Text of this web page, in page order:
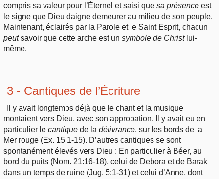
compris sa valeur pour l’Éternel et saisi que sa présence est
le signe que Dieu daigne demeurer au milieu de son peuple.
Maintenant, éclairés par la Parole et le Saint Esprit, chacun
peutsavoir que cette arche est un symbole de Christlui-
même.
3 - Cantiques de l’Écriture
Il y avait longtemps déjà que le chant et la musique
montaient vers Dieu, avec son approbation. Il y avait eu en
particulier le cantique de la délivrance, sur les bords de la
Mer rouge (Ex. 15:1-15). D’autres cantiques se sont
spontanément élevés vers Dieu : En particulier à Béer, au
bord du puits (Nom. 21:16-18), celui de Debora et de Barak
dans un temps de ruine (Jug. 5:1-31) et celui d’Anne, dont